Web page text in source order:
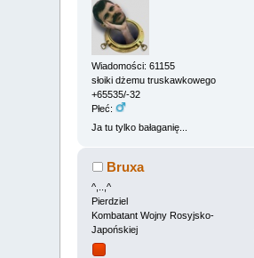
Wiadomości: 61155
słoiki dżemu truskawkowego
+65535/-32
Płeć:
Ja tu tylko bałaganię...
Bruxa
^,..,^
Pierdziel
Kombatant Wojny Rosyjsko-
Japońskiej